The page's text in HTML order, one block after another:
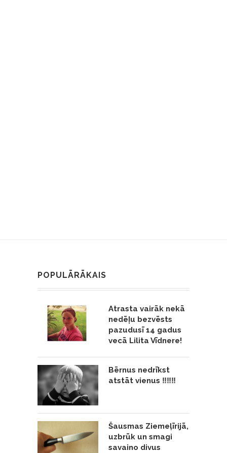
POPULĀRĀKAIS
Atrasta vairāk nekā
nedēļu bezvēsts
pazudusī 14 gadus
vecā Lilita Vīdnere!
Bērnus nedrīkst
atstāt vienus ‼️‼️‼️
Šausmas Ziemeļīrijā,
uzbrūk un smagi
savaino divus